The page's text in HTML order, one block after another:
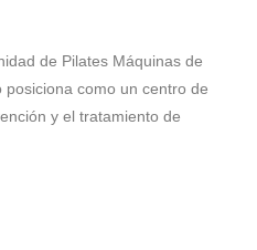
de Pilates Máquinas de
como un centro de
y el tratamiento de